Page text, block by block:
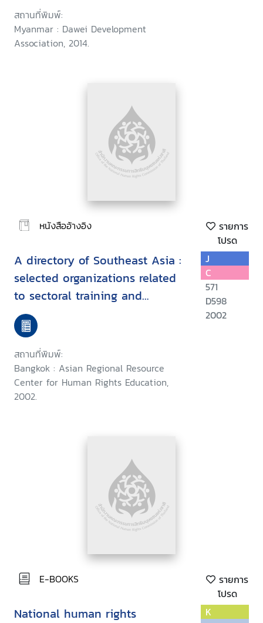
สถานที่พิมพ์:
Myanmar : Dawei Development
Association, 2014.
หนังสืออ้างอิง
รายการ
โปรด
A directory of Southeast Asia :
selected organizations related
to sectoral training and
capacity building
สถานที่พิมพ์:
Bangkok : Asian Regional Resource
Center for Human Rights Education,
2002.
J
C
571
D598
2002
E-BOOKS
รายการ
โปรด
National human rights
K